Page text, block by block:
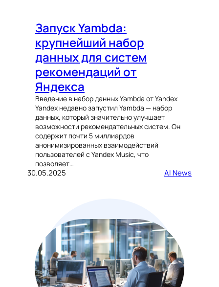
Запуск Yambda:
крупнейший набор
данных для систем
рекомендаций от
Яндекса
Введение в набор данных Yambda от Yandex
Yandex недавно запустил Yambda — набор
данных, который значительно улучшает
возможности рекомендательных систем. Он
содержит почти 5 миллиардов
анонимизированных взаимодействий
пользователей с Yandex Music, что
позволяет…
30.05.2025 AI News